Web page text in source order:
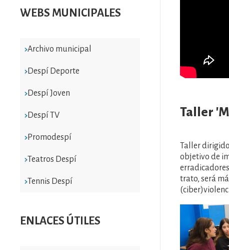
WEBS MUNICIPALES
Archivo municipal
Despí Deporte
Despí Joven
Despí TV
Promodespí
Teatros Despí
Tennis Despí
ENLACES ÚTILES
Taller
Taller
objetivo de
trato, será
Imatge